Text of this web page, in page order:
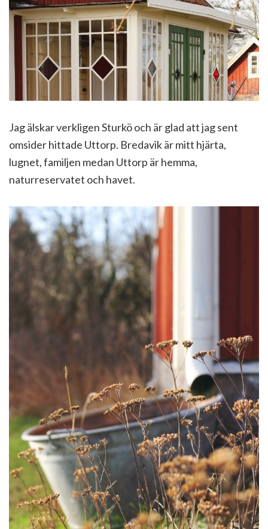
Jag älskar verkligen Sturkö och är glad att jag sent
omsider hittade Uttorp. Bredavik är mitt hjärta,
lugnet, familjen medan Uttorp är hemma,
naturreservatet och havet.